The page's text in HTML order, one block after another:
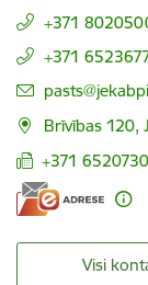
+371
+371
E-pasts:
Brīvības 120,
+371
Visi